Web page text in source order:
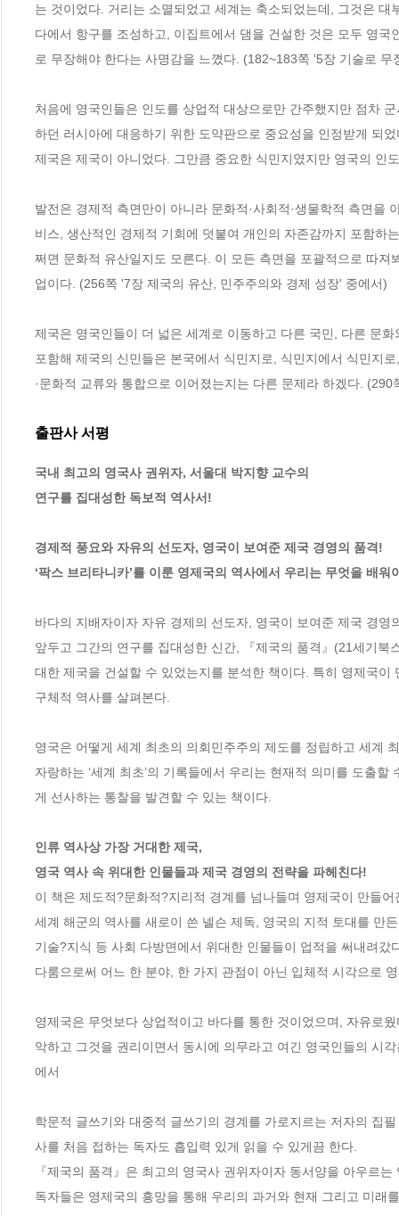
는 것이었다. 거리는 소멸되었고 세계는 축소되었는데, 그것은
다에서 항구를 조성하고, 이집트에서 댐을 건설한 것은 모두 영
로 무장해야 한다는 사명감을 느꼈다. (182~183쪽 '5장 기술로 무
처음에 영국인들은 인도를 상업적 대상으로만 간주했지만 점차
하던 러시아에 대응하기 위한 도약판으로 중요성을 인정받게 되
제국은 제국이 아니었다. 그만큼 중요한 식민지였지만 영국의 인
발전은 경제적 측면만이 아니라 문화적·사회적·생물학적 측면
비스, 생산적인 경제적 기회에 덧붙여 개인의 자존감까지 포함하
쩌면 문화적 유산일지도 모른다. 이 모든 측면을 포괄적으로 따
업이다. (256쪽 '7장 제국의 유산, 민주주의와 경제 성장' 중에서)
제국은 영국인들이 더 넓은 세계로 이동하고 다른 국민, 다른 문
포함해 제국의 신민들은 본국에서 식민지로, 식민지에서 식민지
·문화적 교류와 통합으로 이어졌는지는 다른 문제라 하겠다.
출판사 서평
국내 최고의 영국사 권위자, 서울대 박지향 교수의
연구를 집대성한 독보적 역사서!
경제적 풍요와 자유의 선도자, 영국이 보여준 제국 경영의 품격!
‘팍스 브리타니카’를 이룬 영제국의 역사에서 우리는 무엇을 배워
바다의 지배자이자 자유 경제의 선도자, 영국이 보여준 제국 경
앞두고 그간의 연구를 집대성한 신간, 『제국의 품격』(21세기
대한 제국을 건설할 수 있었는지를 분석한 책이다. 특히 영제국
구체적 역사를 살펴본다.
영국은 어떻게 세계 최초의 의회민주주의 제도를 정립하고 세계
자랑하는 ‘세계 최초’의 기록들에서 우리는 현재적 의미를 도출
게 선사하는 통찰을 발견할 수 있는 책이다.
인류 역사상 가장 거대한 제국,
영국 역사 속 위대한 인물들과 제국 경영의 전략을 파헤친다!
이 책은 제도적?문화적?지리적 경계를 넘나들며 영제국이 만들
세계 해군의 역사를 새로이 쓴 넬슨 제독, 영국의 지적 토대를 만
기술?지식 등 사회 다방면에서 위대한 인물들이 업적을 써내려
다룸으로써 어느 한 분야, 한 가지 관점이 아닌 입체적 시각으로
영제국은 무엇보다 상업적이고 바다를 통한 것이었으며, 자유로
악하고 그것을 권리이면서 동시에 의무라고 여긴 영국인들의 시
에서
학문적 글쓰기와 대중적 글쓰기의 경계를 가로지르는 저자의 집
사를 처음 접하는 독자도 흡입력 있게 읽을 수 있게끔 한다.
『제국의 품격』은 최고의 영국사 권위자이자 동서양을 아우르
독자들은 영제국의 흥망을 통해 우리의 과거와 현재 그리고 미